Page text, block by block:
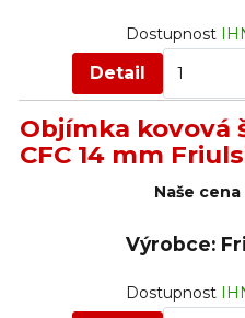
Dostupnost
Detail
Objímka kovová
CFC 14 mm
Naše cena
Výrobce:
Dostupnost